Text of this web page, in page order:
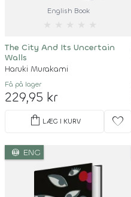
English Book
The City And Its Uncertain
Walls
Haruki Murakami
Få på lager
229,95 kr
shopping_bag LÆG I KURV favorite
language ENG